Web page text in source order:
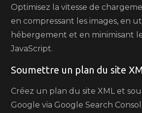
Optimisez la vitesse de
en compressant les images, en
hébergement et en minimisant
JavaScript.
Soumettre un plan du site
Créez un plan du site XML et
Google via Google Search